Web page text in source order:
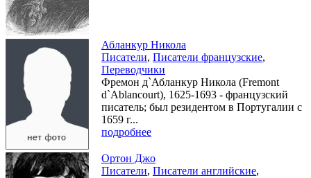
Абланкур Никола
Писатели, Писатели французские,
Переводчики
Фремон д`Абланкур Никола (Fremont
d`Ablancourt), 1625-1693 - французский
писатель; был резидентом в Португалии с
1659 г...
подробнее
Ортон Джо
Писатели, Писатели английские,